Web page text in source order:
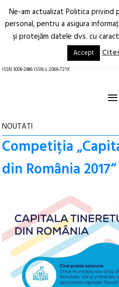
Arhitectură.
Oraș.
ISSN 3008-2986 ISSN-L 2069-721X
≡
NOUTATI
Competiția
din România 2017“
Ne-am actualizat Politica privind
personal, pentru a asigura
şi protejăm datele dvs. cu
Accept